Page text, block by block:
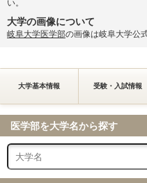
い。
大学の画像について
岐阜大学医学部の画像は岐阜大学公
大学基本情報 受験・入試情報
医学部を大学名から探す